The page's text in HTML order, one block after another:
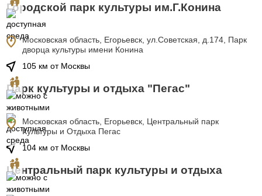
Городской парк культуры им.Г.Конина
location_on Московская область, Егорьевск, ул.Советская, д.174, Парк
дворца культуры имени Конина
near_me 105 км от Москвы
Парк культуры и отдыха "Пегас"
location_on Московская область, Егорьевск, Центральный парк
Культуры и Отдыха Пегас
near_me 104 км от Москвы
Центральный парк культуры и отдыха